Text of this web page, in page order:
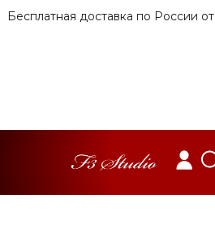
доставка по России от